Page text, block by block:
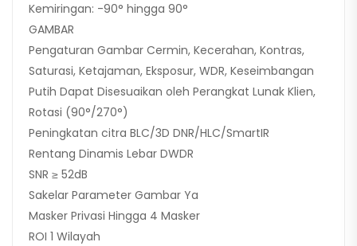
Kemiringan: -90° hingga 90°
GAMBAR
Pengaturan Gambar Cermin, Kecerahan, Kontras,
Saturasi, Ketajaman, Eksposur, WDR, Keseimbangan
Putih Dapat Disesuaikan oleh Perangkat Lunak Klien,
Rotasi (90°/270°)
Peningkatan citra BLC/3D DNR/HLC/SmartIR
Rentang Dinamis Lebar DWDR
SNR ≥ 52dB
Sakelar Parameter Gambar Ya
Masker Privasi Hingga 4 Masker
ROI 1 Wilayah